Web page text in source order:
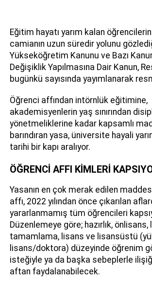
Eğitim hayatı yarım kalan
camianın uzun süredir yolunu
Yükseköğretim Kanunu ve Bazı
Değişiklik Yapılmasına Dair Kanun,
bugünkü sayısında yayımlanarak
Öğrenci affından intörnlük eğitimine,
akademisyenlerin yaş sınırından
yönetmeliklerine kadar kapsamlı
barındıran yasa, üniversite hayali
tarihi bir kapı aralıyor.
ÖĞRENCİ AFFI KİMLERİ
Yasanın en çok merak edilen
affı, 2022 yılından önce çıkarılan
yararlanmamış tüm öğrencileri
Düzenlemeye göre; hazırlık, önlisans,
tamamlama, lisans ve lisansüstü
lisans/doktora) düzeyinde öğrenim
isteğiyle ya da başka sebeplerle
aftan faydalanabilecek.